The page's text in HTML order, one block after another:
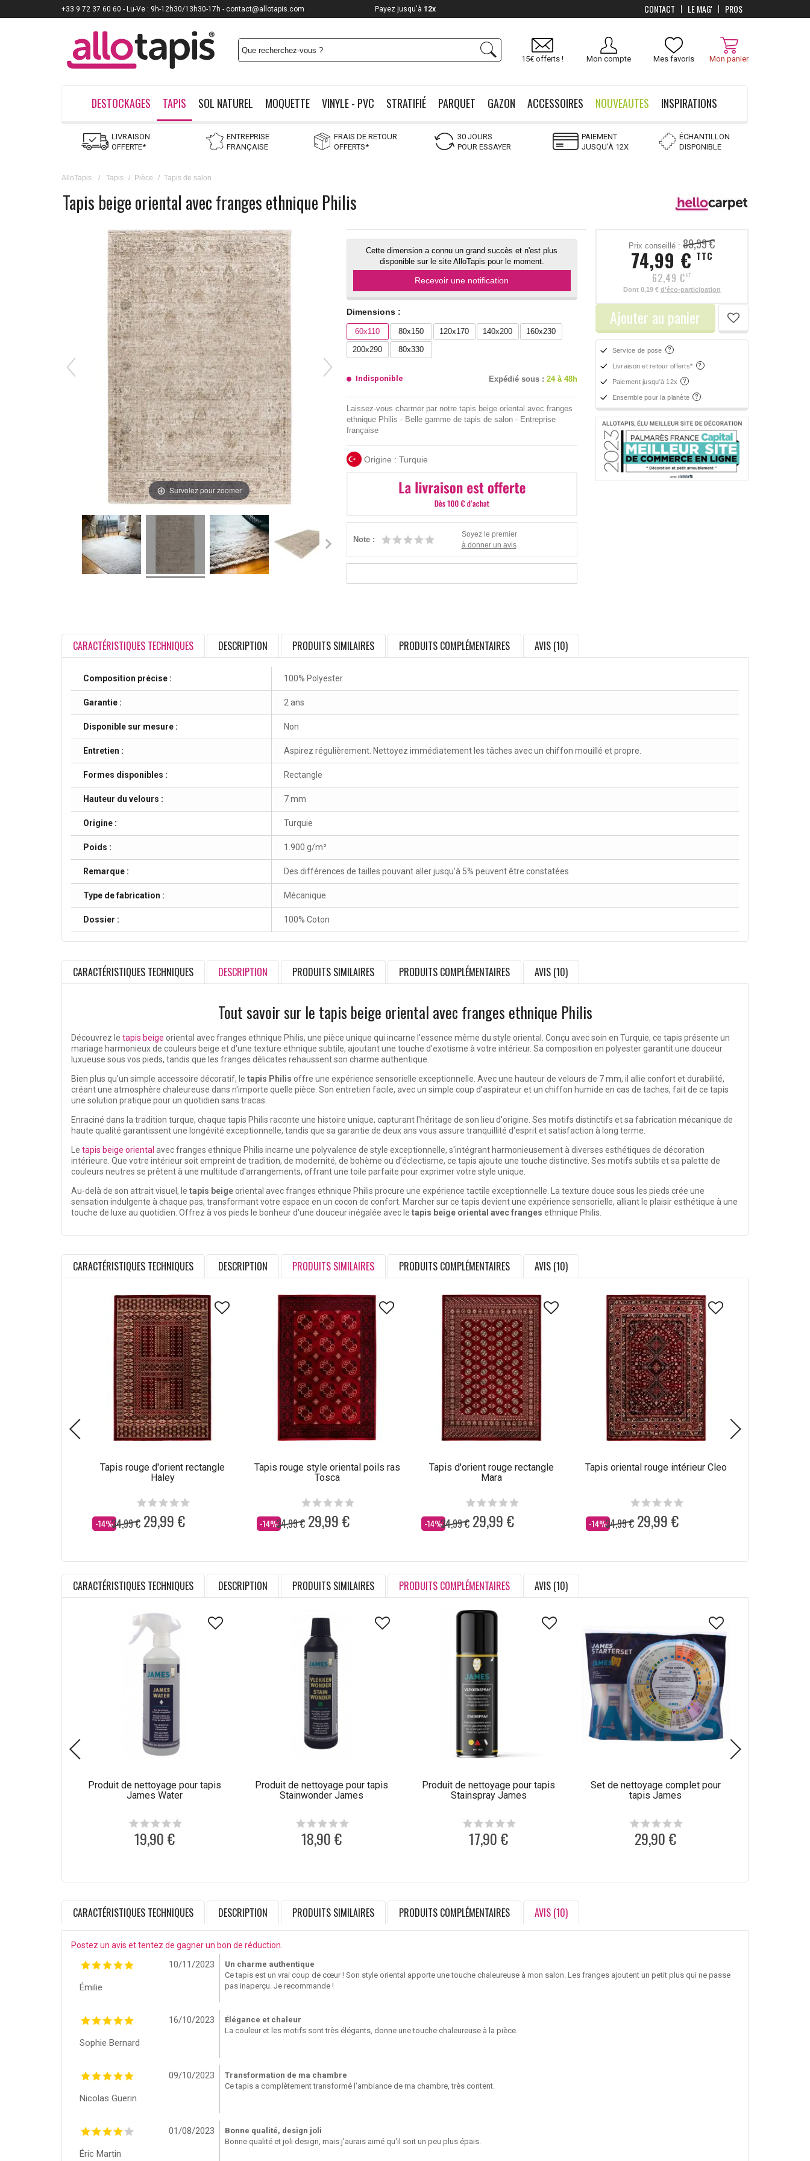
Mon panier
Mes favoris
Mon compte
15€ offerts !
DESTOCKAGES TAPIS SOL NATUREL MOQUETTE VINYLE - PVC STRATIFIÉ PARQUET GAZON ACCESSOIRES NOUVEAUTES INSPIRATIONS
LIVRAISON
OFFERTE*
ENTREPRISE
FRANÇAISE
FRAIS DE RETOUR
OFFERTS*
30 JOURS
POUR ESSAYER
PAIEMENT
JUSQU'À 12X
ÉCHANTILLON
DISPONIBLE
AlloTapis / Tapis / Pièce / Tapis de salon
Tapis beige oriental avec franges ethnique Philis
Survolez pour zoomer
Cette dimension a connu un grand succès et n'est plus
disponible sur le site AlloTapis pour le moment.
Recevoir une notification
Dimensions :
60x110 80x150 120x170 140x200
160x230
200x290
80x330
Indisponible Expédié sous : 24 à 48h
Laissez-vous charmer par notre tapis beige oriental avec franges
ethnique Philis - Belle gamme de tapis de salon - Entreprise
française
Origine : Turquie
Note :
Soyez le premier
à donner un avis
Prix conseillé :89,99 €
74,99 € TTC
62,49 € HT
Dont 0,19 € d'éco-participation
Ajouter au panier
Service de pose
Livraison et retour offerts*
Paiement jusqu'à 12x
Ensemble pour la planète
CARACTÉRISTIQUES TECHNIQUES DESCRIPTION PRODUITS SIMILAIRES PRODUITS COMPLÉMENTAIRES AVIS (10)
Composition précise : 100% Polyester
Garantie : 2 ans
Disponible sur mesure : Non
Entretien : Aspirez régulièrement. Nettoyez immédiatement les tâches avec un chiffon mouillé et propre.
Formes disponibles : Rectangle
Hauteur du velours : 7 mm
Origine : Turquie
Poids : 1.900 g/m²
Remarque : Des différences de tailles pouvant aller jusqu'à 5% peuvent être constatées
Type de fabrication : Mécanique
Dossier : 100% Coton
CARACTÉRISTIQUES TECHNIQUES DESCRIPTION PRODUITS SIMILAIRES PRODUITS COMPLÉMENTAIRES AVIS (10)
Tout savoir sur le tapis beige oriental avec franges ethnique Philis
Découvrez le tapis beige oriental avec franges ethnique Philis, une pièce unique qui incarne l'essence même du style oriental. Conçu avec soin en Turquie, ce tapis présente un
mariage harmonieux de couleurs beige et d'une texture ethnique subtile, ajoutant une touche d'exotisme à votre intérieur. Sa composition en polyester garantit une douceur
luxueuse sous vos pieds, tandis que les franges délicates rehaussent son charme authentique.
Bien plus qu'un simple accessoire décoratif, le tapis Philis offre une expérience sensorielle exceptionnelle. Avec une hauteur de velours de 7 mm, il allie confort et durabilité,
créant une atmosphère chaleureuse dans n'importe quelle pièce. Son entretien facile, avec un simple coup d'aspirateur et un chiffon humide en cas de taches, fait de ce tapis
une solution pratique pour un quotidien sans tracas.
Enraciné dans la tradition turque, chaque tapis Philis raconte une histoire unique, capturant l'héritage de son lieu d'origine. Ses motifs distinctifs et sa fabrication mécanique de
haute qualité garantissent une longévité exceptionnelle, tandis que sa garantie de deux ans vous assure tranquillité d'esprit et satisfaction à long terme.
Le tapis beige oriental avec franges ethnique Philis incarne une polyvalence de style exceptionnelle, s'intégrant harmonieusement à diverses esthétiques de décoration
intérieure. Que votre intérieur soit empreint de tradition, de modernité, de bohème ou d'éclectisme, ce tapis ajoute une touche distinctive. Ses motifs subtils et sa palette de
couleurs neutres se prêtent à une multitude d'arrangements, offrant une toile parfaite pour exprimer votre style unique.
Au-delà de son attrait visuel, le tapis beigeoriental avec franges ethnique Philis procure une expérience tactile exceptionnelle. La texture douce sous les pieds crée une
sensation indulgente à chaque pas, transformant votre espace en un cocon de confort. Marcher sur ce tapis devient une expérience sensorielle, alliant le plaisir esthétique à une
touche de luxe au quotidien. Offrez à vos pieds le bonheur d'une douceur inégalée avec le tapis beige oriental avec franges ethnique Philis.
CARACTÉRISTIQUES TECHNIQUES DESCRIPTION PRODUITS SIMILAIRES PRODUITS COMPLÉMENTAIRES AVIS (10)
Tapis rouge d'orient rectangle
Haley
-14%
Dès 34,99 € 29,99 €
Tapis rouge style oriental poils ras
Tosca
-14%
Dès 34,99 € 29,99 €
Tapis d'orient rouge rectangle
Mara
-14%
Dès 34,99 € 29,99 €
Tapis oriental rouge intérieur Cleo
-14%
Dès 34,99 € 29,99 €
CARACTÉRISTIQUES TECHNIQUES DESCRIPTION PRODUITS SIMILAIRES PRODUITS COMPLÉMENTAIRES AVIS (10)
Produit de nettoyage pour tapis
James Water
19,90 €
Produit de nettoyage pour tapis
Stainwonder James
18,90 €
Produit de nettoyage pour tapis
Stainspray James
17,90 €
Set de nettoyage complet pour
tapis James
29,90 €
CARACTÉRISTIQUES TECHNIQUES DESCRIPTION PRODUITS SIMILAIRES PRODUITS COMPLÉMENTAIRES AVIS (10)
Postez un avis et tentez de gagner un bon de réduction.
10/11/2023
Émilie
Un charme authentique
Ce tapis est un vrai coup de cœur ! Son style oriental apporte une touche chaleureuse à mon salon. Les franges ajoutent un petit plus qui ne passe
pas inaperçu. Je recommande !
16/10/2023
Sophie Bernard
Élégance et chaleur
La couleur et les motifs sont très élégants, donne une touche chaleureuse à la pièce.
09/10/2023
Nicolas Guerin
Transformation de ma chambre
Ce tapis a complètement transformé l'ambiance de ma chambre, très content.
01/08/2023
Éric Martin
Bonne qualité, design joli
Bonne qualité et joli design, mais j'aurais aimé qu'il soit un peu plus épais.
PROS
LE MAG'
CONTACT
+33 9 72 37 60 60 - Lu-Ve : 9h-12h30/13h30-17h - contact@allotapis.com Payez jusqu'à 12x OFFERTSdès 100 €